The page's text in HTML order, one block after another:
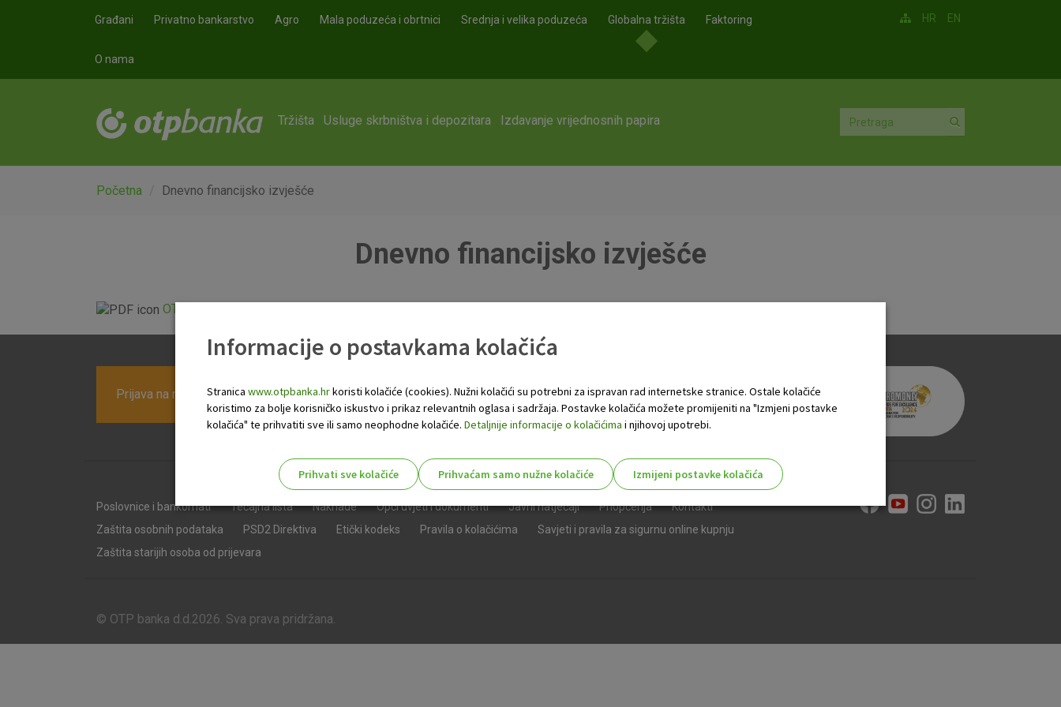
Građani Privatno bankarstvo Agro Mala poduzeća i obrtnici Srednja i velika poduzeća Globalna tržišta Faktoring
O nama
HR EN
Tržišta Usluge skrbništva i depozitara Izdavanje vrijednosnih papira
Početna Dnevno financijsko izvješće
Dnevno financijsko izvješće
OTP Dnevno financijsko izvješće.pdf
Prijava na newsletter OTP banke
Poslovnice i bankomati Tečajna lista Naknade Opći uvjeti i dokumenti Javni natječaji Priopćenja
Kontakti
Zaštita osobnih podataka
PSD2 Direktiva Etički kodeks Pravila o kolačićima
Savjeti i pravila za sigurnu online kupnju
Zaštita starijih osoba od prijevara
© OTP banka d.d.2026. Sva prava pridržana.
Informacije o postavkama kolačića
Stranica www.otpbanka.hrkoristi kolačiće (cookies). Nužni kolačići su potrebni za ispravan rad internetske stranice. Ostale kolačiće
koristimo za bolje korisničko iskustvo i prikaz relevantnih oglasa i sadržaja. Postavke kolačića možete promijeniti na "Izmjeni postavke
kolačića" te prihvatiti sve ili samo neophodne kolačiće. Detaljnije informacije o kolačićima i njihovoj upotrebi.
Prihvati sve kolačiće Prihvaćam samo nužne kolačiće
Izmijeni postavke kolačića